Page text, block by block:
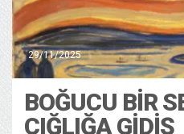
29/11/2025
BOĞUCU BIR
ÇIĞLIĞA GIDIŞ